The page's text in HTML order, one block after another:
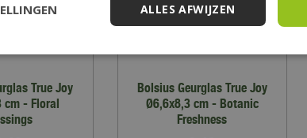
True Joy
cm - Floral
Bolsius Geurglas True Joy
Ø6,6x8,3 cm - Botanic
Freshness
ALLES AFWIJZEN